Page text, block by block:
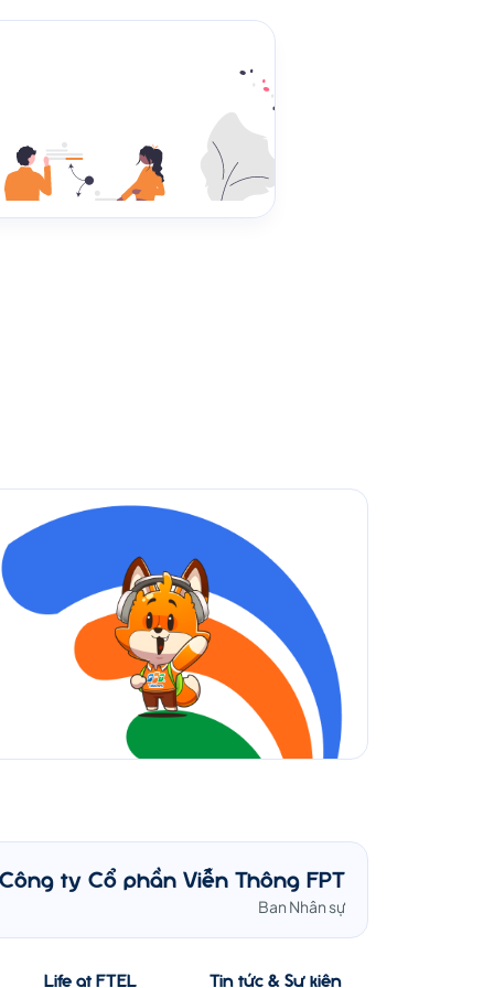
Công ty Cổ phần Viễn Thông FPT
Ban Nhân sự
Life at FTEL Tin tức & Sự kiện